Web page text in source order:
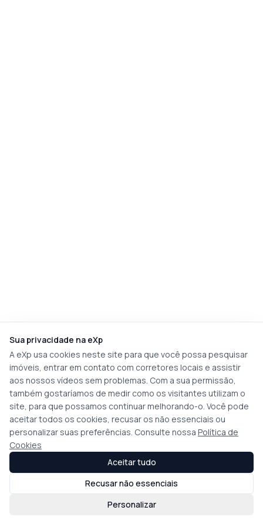
Sua privacidade na eXp
A eXp usa cookies neste site para que você possa pesquisar
imóveis, entrar em contato com corretores locais e assistir
aos nossos vídeos sem problemas. Com a sua permissão,
também gostaríamos de medir como os visitantes utilizam o
site, para que possamos continuar melhorando-o. Você pode
aceitar todos os cookies, recusar os não essenciais ou
personalizar suas preferências. Consulte nossa Política de
Cookies
Personalizar
Recusar não essenciais
Aceitar tudo